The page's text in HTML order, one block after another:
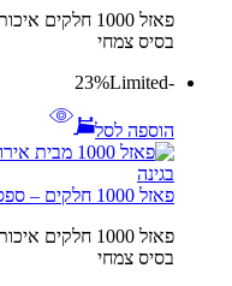
פאזל 1000
בסיס צמחי
-23%
Limited
הוספה לסל
פאזל 1000 חלקים – ספסל בגינה
פאזל 1000
בסיס צמחי